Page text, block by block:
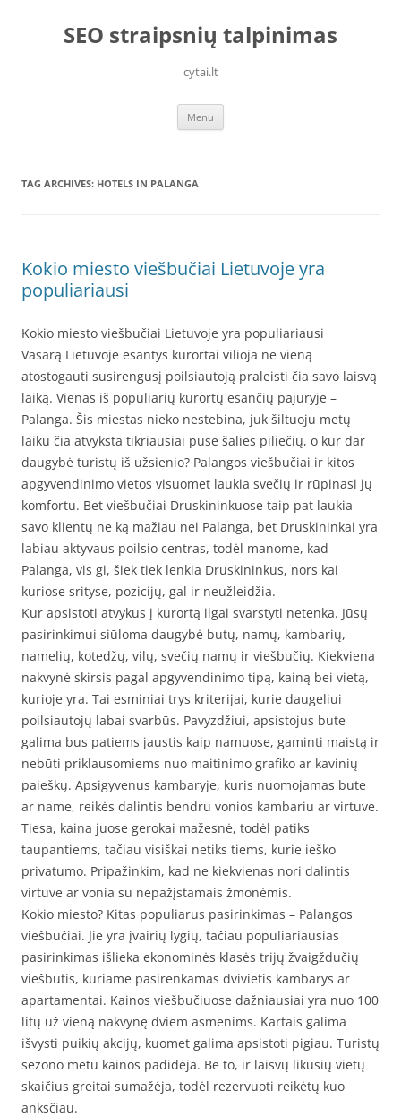
contentSEO straipsnių talpinimas
cytai.lt
Menu
TAG ARCHIVES: HOTELS IN PALANGA
Kokio miesto viešbučiai Lietuvoje yra
populiariausi
Kokio miesto viešbučiai Lietuvoje yra populiariausi
Vasarą Lietuvoje esantys kurortai vilioja ne vieną
atostogauti susirengusį poilsiautoją praleisti čia savo laisvą
laiką. Vienas iš populiarių kurortų esančių pajūryje –
Palanga. Šis miestas nieko nestebina, juk šiltuoju metų
laiku čia atvyksta tikriausiai puse šalies piliečių, o kur dar
daugybė turistų iš užsienio? Palangos viešbučiai ir kitos
apgyvendinimo vietos visuomet laukia svečių ir rūpinasi jų
komfortu. Bet viešbučiai Druskininkuose taip pat laukia
savo klientų ne ką mažiau nei Palanga, bet Druskininkai yra
labiau aktyvaus poilsio centras, todėl manome, kad
Palanga, vis gi, šiek tiek lenkia Druskininkus, nors kai
kuriose srityse, pozicijų, gal ir neužleidžia.
Kur apsistoti atvykus į kurortą ilgai svarstyti netenka. Jūsų
pasirinkimui siūloma daugybė butų, namų, kambarių,
namelių, kotedžų, vilų, svečių namų ir viešbučių. Kiekviena
nakvynė skirsis pagal apgyvendinimo tipą, kainą bei vietą,
kurioje yra. Tai esminiai trys kriterijai, kurie daugeliui
poilsiautojų labai svarbūs. Pavyzdžiui, apsistojus bute
galima bus patiems jaustis kaip namuose, gaminti maistą ir
nebūti priklausomiems nuo maitinimo grafiko ar kavinių
paieškų. Apsigyvenus kambaryje, kuris nuomojamas bute
ar name, reikės dalintis bendru vonios kambariu ar virtuve.
Tiesa, kaina juose gerokai mažesnė, todėl patiks
taupantiems, tačiau visiškai netiks tiems, kurie ieško
privatumo. Pripažinkim, kad ne kiekvienas nori dalintis
virtuve ar vonia su nepažįstamais žmonėmis.
Kokio miesto? Kitas populiarus pasirinkimas – Palangos
viešbučiai. Jie yra įvairių lygių, tačiau populiariausias
pasirinkimas išlieka ekonominės klasės trijų žvaigždučių
viešbutis, kuriame pasirenkamas dvivietis kambarys ar
apartamentai. Kainos viešbučiuose dažniausiai yra nuo 100
litų už vieną nakvynę dviem asmenims. Kartais galima
išvysti puikių akcijų, kuomet galima apsistoti pigiau. Turistų
sezono metu kainos padidėja. Be to, ir laisvų likusių vietų
skaičius greitai sumažėja, todėl rezervuoti reikėtų kuo
anksčiau.